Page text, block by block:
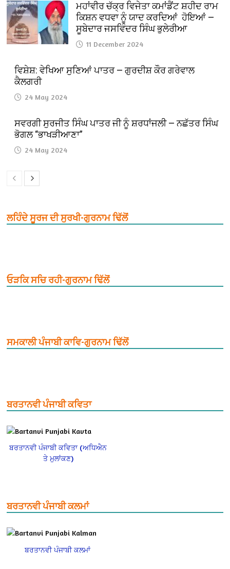
ਮਹਾਂਵੀਰ ਚੱਕ੍ਰ ਵਿਜੇਤਾ ਕਮਾਂਡੈਂਟ ਸ਼ਹੀਦ ਰਾਮ
ਕਿਸ਼ਨ ਵਧਵਾ ਨੂੰ ਯਾਦ ਕਰਦਿਆਂ ਹੋਇਆਂ —
ਸੂਬੇਦਾਰ ਜਸਵਿੰਦਰ ਸਿੰਘ ਭੁਲੇਰੀਆ
11 December 2024
ਵਿਸ਼ੇਸ਼: ਵੇਖਿਆ ਸੁਣਿਆਂ ਪਾਤਰ — ਗੁਰਦੀਸ਼ ਕੌਰ ਗਰੇਵਾਲ
ਕੈਲਗਰੀ
24 May 2024
ਸਵਰਗੀ ਸੁਰਜੀਤ ਸਿੰਘ ਪਾਤਰ ਜੀ ਨੂੰ ਸ਼ਰਧਾਂਜਲੀ — ਨਛੱਤਰ ਸਿੰਘ
ਭੋਗਲ “ਭਾਖੜੀਆਣਾ”
24 May 2024
ਲਹਿੰਦੇ ਸੂਰਜ ਦੀ ਸੁਰਖੀ-ਗੁਰਨਾਮ ਢਿੱਲੋਂ
ਓੜਕਿ ਸਚਿ ਰਹੀ-ਗੁਰਨਾਮ ਢਿੱਲੋਂ
ਸਮਕਾਲੀ ਪੰਜਾਬੀ ਕਾਵਿ-ਗੁਰਨਾਮ ਢਿੱਲੋਂ
ਬਰਤਾਨਵੀ ਪੰਜਾਬੀ ਕਵਿਤਾ
ਬਰਤਾਨਵੀ ਪੰਜਾਬੀ ਕਵਿਤਾ (ਅਧਿਐਨ
ਤੇ ਮੁਲਾਂਕਣ)
ਬਰਤਾਨਵੀ ਪੰਜਾਬੀ ਕਲਮਾਂ
ਬਰਤਾਨਵੀ ਪੰਜਾਬੀ ਕਲਮਾਂ